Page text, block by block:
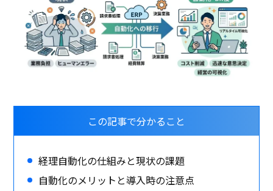
この記事で分かること
経理自動化の仕組みと現状の課題
自動化のメリットと導入時の注意点